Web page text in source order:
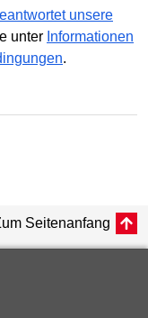
unsere
unter Informationen
.
Seitenanfang